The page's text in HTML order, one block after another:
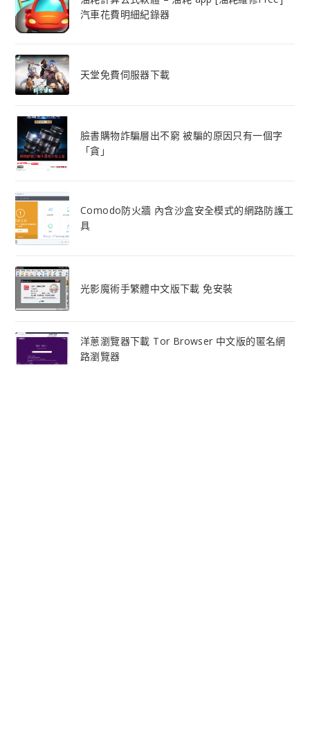
汽車花費明細紀錄器
天堂免費伺服器下載
臉書購物詐騙層出不窮 被騙的原因只有一個字
「貪」
Comodo防火牆 內含沙盒安全模式的網路防護工
具
光影魔術手繁體中文版下載 免安裝
洋蔥瀏覽器下載 Tor Browser 中文版的匿名網
路瀏覽器